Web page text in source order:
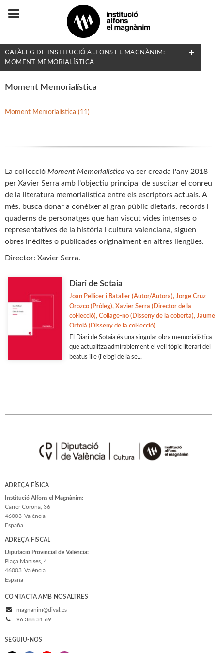
CATÀLEG DE INSTITUCIÓ ALFONS EL MAGNÀNIM:
MOMENT MEMORIALÍSTICA
FILTRAT PER:
Arts i Disseny
Biografies
Dret i Economia
Estudis Generals
Estudis Literaris
Flora i Fauna
Veure-les totes... (33)
Arxius i Documents
Biblioteca d'Autors Valencians
Ciencia
Col·laboració amb Altres Institucions
Veure-les totes... (77)
Moment Memorialística
Moment Memorialística (11)
La col·lecció Moment Memorialística va ser creada l'any 2018
per Xavier Serra amb l'objectiu principal de suscitar el conreu
de la literatura memorialística entre els escriptors actuals. A
més, busca donar a conéixer al gran públic dietaris, records i
quaderns de personatges que han viscut vides intenses o
representatives de la història i cultura valenciana, siguen
obres inèdites o publicades originalment en altres llengües.
Director: Xavier Serra.
Diari de Sotaia
Joan Pellicer i Bataller (Autor/Autora), Jorge Cruz
Orozco (Pròleg), Xavier Serra (Director de la
col·lecció), Collage-no (Disseny de la coberta), Jaume
Ortolà (Disseny de la col·lecció)
El Diari de Sotaia és una singular obra memorialística
que actualitza admirablement el vell tòpic literari del
beatus ille (l'elogi de la se...
ADREÇA FÍSICA
Institució Alfons el Magnànim:
Carrer Corona, 36
46003 València
España
ADREÇA FISCAL
Diputació Provincial de València:
Plaça Manises, 4
46003 València
España
CONTACTA AMB NOSALTRES
magnanim@dival.es
96 388 31 69
SEGUIU-NOS